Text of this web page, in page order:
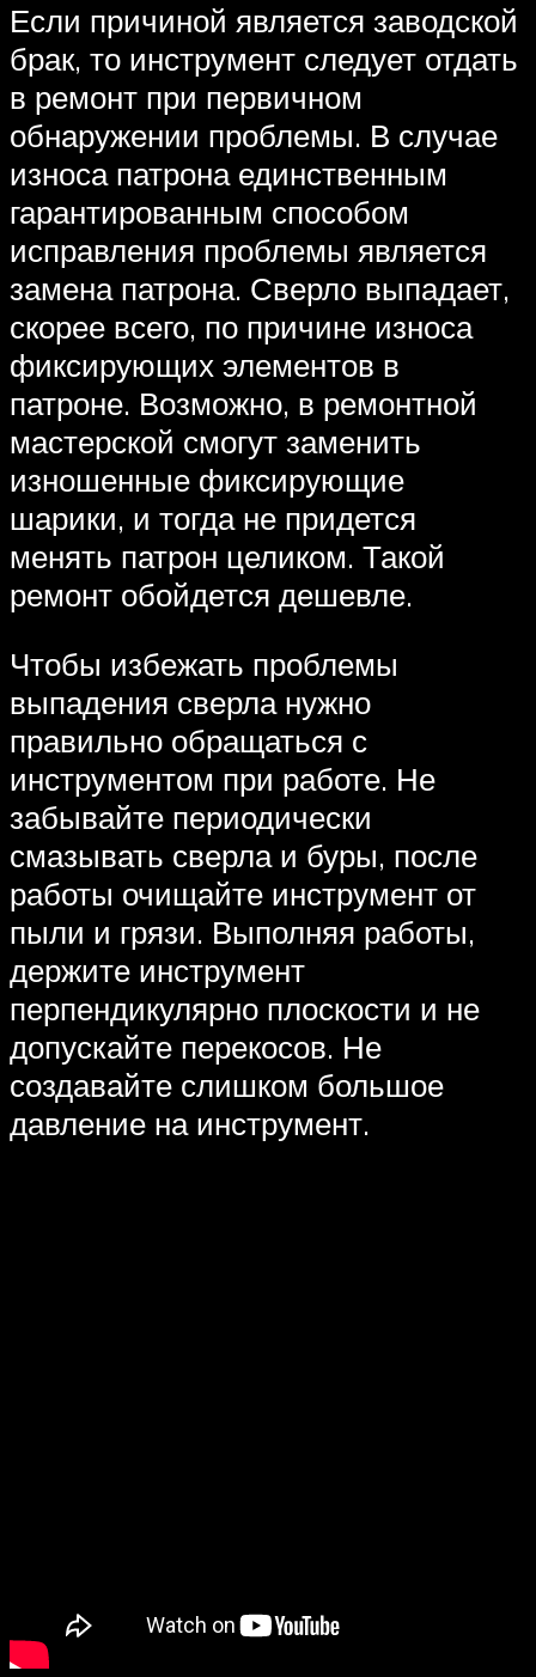
Если причиной является заводской
брак, то инструмент следует отдать
в ремонт при первичном
обнаружении проблемы. В случае
износа патрона единственным
гарантированным способом
исправления проблемы является
замена патрона. Сверло выпадает,
скорее всего, по причине износа
фиксирующих элементов в
патроне. Возможно, в ремонтной
мастерской смогут заменить
изношенные фиксирующие
шарики, и тогда не придется
менять патрон целиком. Такой
ремонт обойдется дешевле.
Чтобы избежать проблемы
выпадения сверла нужно
правильно обращаться с
инструментом при работе. Не
забывайте периодически
смазывать сверла и буры, после
работы очищайте инструмент от
пыли и грязи. Выполняя работы,
держите инструмент
перпендикулярно плоскости и не
допускайте перекосов. Не
создавайте слишком большое
давление на инструмент.